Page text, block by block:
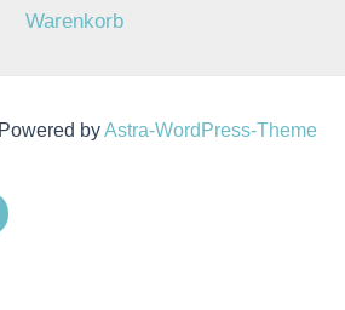
Warenkorb
byAstra-WordPress-Theme